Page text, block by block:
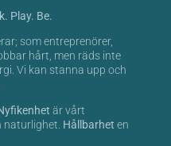
Play. Be.
som entreprenörer,
hårt, men räds inte
Vi kan stanna upp och
är vårt
naturlighet. Hållbarhet en